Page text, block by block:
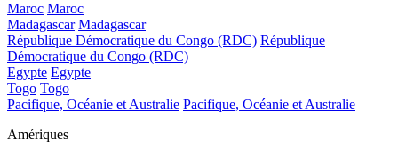
Maroc Maroc
Madagascar Madagascar
République Démocratique du Congo (RDC) République
Démocratique du Congo (RDC)
Egypte Egypte
Togo Togo
Pacifique, Océanie et Australie Pacifique, Océanie et Australie
Amériques